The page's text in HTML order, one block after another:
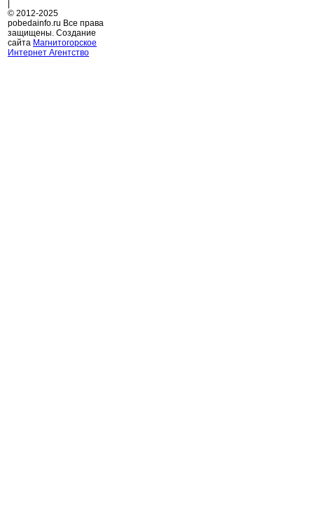
© 2012-2025
pobedainfo.ru Все права
защищены. Создание
сайта Магнитогорское
Интернет Агентство